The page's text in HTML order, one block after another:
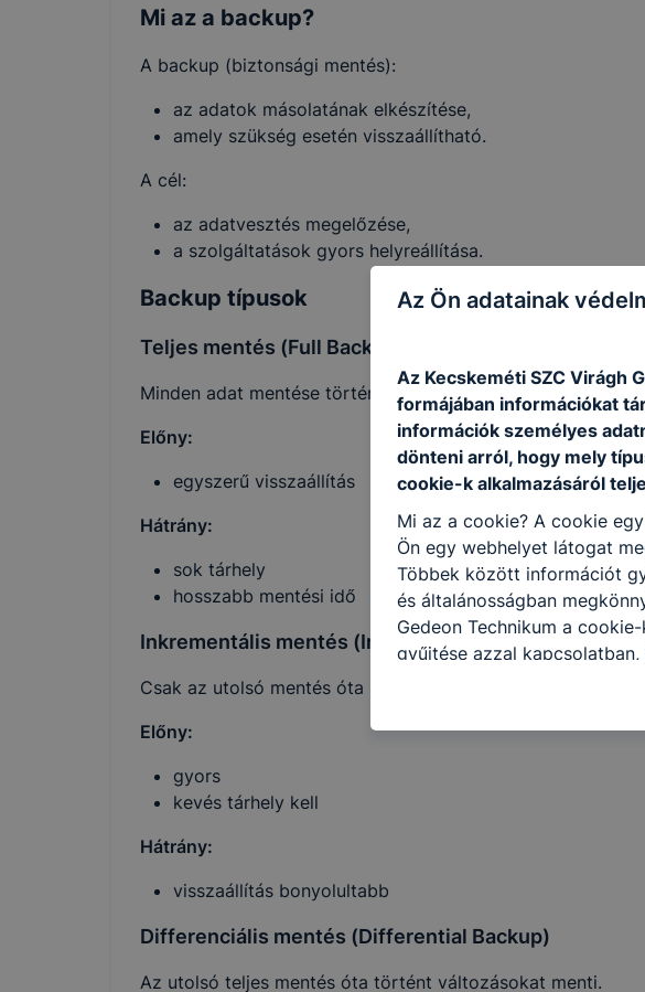
Mi az a backup?
A backup (biztonsági mentés):
az adatok másolatának elkészítése,
amely szükség esetén visszaállítható.
A cél:
az adatvesztés megelőzése,
a szolgáltatások gyors helyreállítása.
Backup típusok
Teljes mentés (Full Backup)
Minden adat mentése történik.
Előny:
egyszerű visszaállítás
Hátrány:
sok tárhely
hosszabb mentési idő
Inkrementális mentés (Incremental Backup)
Csak az utolsó mentés óta megváltozott adatok mentése
Előny:
gyors
kevés tárhely kell
Hátrány:
visszaállítás bonyolultabb
Differenciális mentés (Differential Backup)
Az utolsó teljes mentés óta történt változásokat menti.
Az Ön adatainak
Az Kecskeméti SZC Virágh
formájában információkat
információk személyes
dönteni arról, hogy mely
cookie-k alkalmazásáról
Mi az a cookie? A cookie
Ön egy webhelyet látogat
Többek között információt
és általánosságban
Gedeon Technikum a
gyűjtése azzal
felmérésével, hogy a
így megtudhatjuk, hogyan
ismét meglátogatja
tervezettől eltérően fog